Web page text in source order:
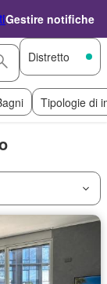
Gestire notifiche
Distretto
Tipologie di